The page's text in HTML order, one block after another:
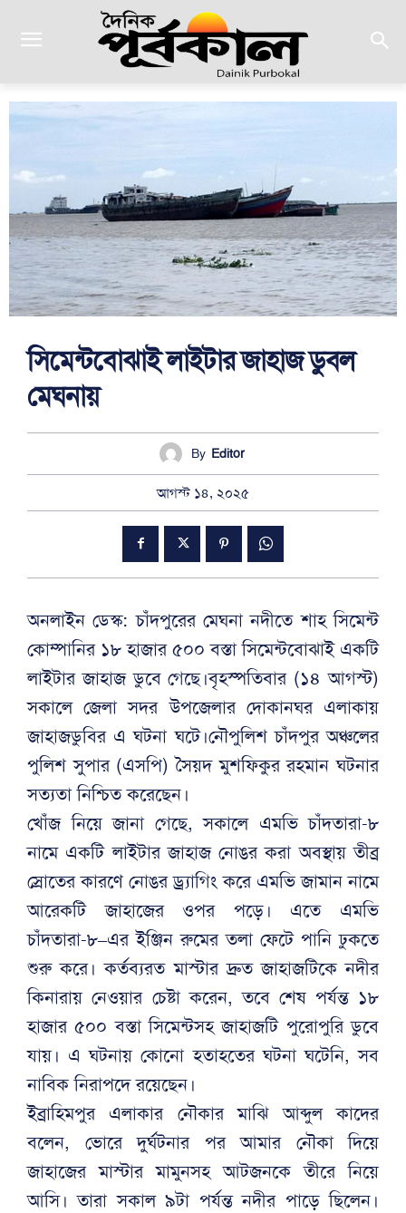
সিমেন্টবোঝাই লাইটার জাহাজ ডুবল
মেঘনায়
By Editor
আগস্ট ১৪, ২০২৫
অনলাইন ডেস্ক: চাঁদপুরের মেঘনা নদীতে শাহ সিমেন্ট
কোম্পানির ১৮ হাজার ৫০০ বস্তা সিমেন্টবোঝাই একটি
লাইটার জাহাজ ডুবে গেছে।বৃহস্পতিবার (১৪ আগস্ট)
সকালে জেলা সদর উপজেলার দোকানঘর এলাকায়
জাহাজডুবির এ ঘটনা ঘটে।নৌপুলিশ চাঁদপুর অঞ্চলের
পুলিশ সুপার (এসপি) সৈয়দ মুশফিকুর রহমান ঘটনার
সত্যতা নিশ্চিত করেছেন।
খোঁজ নিয়ে জানা গেছে, সকালে এমভি চাঁদতারা-৮
নামে একটি লাইটার জাহাজ নোঙর করা অবস্থায় তীব্র
স্রোতের কারণে নোঙর ড্র্যাগিং করে এমভি জামান নামে
আরেকটি জাহাজের ওপর পড়ে। এতে এমভি
চাঁদতারা-৮–এর ইঞ্জিন রুমের তলা ফেটে পানি ঢুকতে
শুরু করে। কর্তব্যরত মাস্টার দ্রুত জাহাজটিকে নদীর
কিনারায় নেওয়ার চেষ্টা করেন, তবে শেষ পর্যন্ত ১৮
হাজার ৫০০ বস্তা সিমেন্টসহ জাহাজটি পুরোপুরি ডুবে
যায়। এ ঘটনায় কোনো হতাহতের ঘটনা ঘটেনি, সব
নাবিক নিরাপদে রয়েছেন।
ইব্রাহিমপুর এলাকার নৌকার মাঝি আব্দুল কাদের
বলেন, ভোরে দুর্ঘটনার পর আমার নৌকা দিয়ে
জাহাজের মাস্টার মামুনসহ আটজনকে তীরে নিয়ে
আসি। তারা সকাল ৯টা পর্যন্ত নদীর পাড়ে ছিলেন।